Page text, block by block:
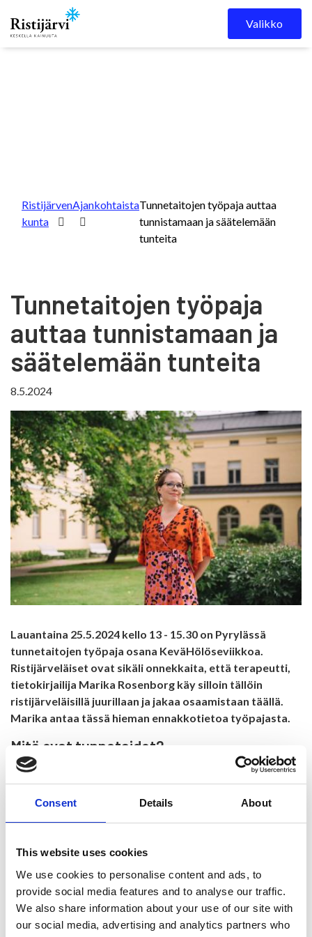
Consent Details About
This website uses cookies
We use cookies to personalise content and ads, to
provide social media features and to analyse our traffic.
We also share information about your use of our site with
our social media, advertising and analytics partners who
Skip to content
Valikko
Ristijärven
kunta
AjankohtaistaTunnetaitojen työpaja auttaa
tunnistamaan ja säätelemään
tunteita
Tunnetaitojen työpaja
auttaa tunnistamaan ja
säätelemään tunteita
8.5.2024
Lauantaina 25.5.2024 kello 13 - 15.30 on Pyrylässä
tunnetaitojen työpaja osana KeväHölöseviikkoa.
Ristijärveläiset ovat sikäli onnekkaita, että terapeutti,
tietokirjailija Marika Rosenborg käy silloin tällöin
ristijärveläisillä juurillaan ja jakaa osaamistaan täällä.
Marika antaa tässä hieman ennakkotietoa työpajasta.
Mitä ovat tunnetaidot?
Tunnetaidolla tarkoitetaan sitä, että pystyy tunnistamaan
omia ja toisten tunteita ja säätelemään omia tunteita niin, että
pystyy olemaan hyvässä vuorovaikutuksessa muiden ihmisten
kanssa. Hyvät tunnetaidot auttavat tulemaan paremmin
Kaiken lähtökohta on läsnäolotaitojen vahvistaminen. Kun me
toimitaan ajattelematta, me joudutaan hankaluuksiin
ihmissuhteissa. Tärkeää on kuuntelemisen taito, kyky opetella